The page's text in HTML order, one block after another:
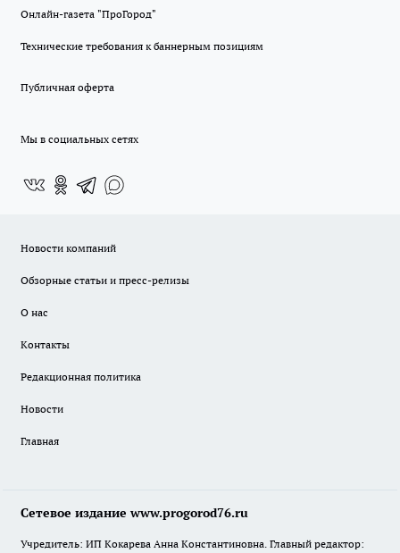
Онлайн-газета "ПроГород"
Технические требования к баннерным позициям
Публичная оферта
Мы в социальных сетях
Новости компаний
Обзорные статьи и пресс-релизы
О нас
Контакты
Редакционная политика
Новости
Главная
Сетевое издание www.progorod76.ru
Учредитель: ИП Кокарева Анна Константиновна. Главный редактор: